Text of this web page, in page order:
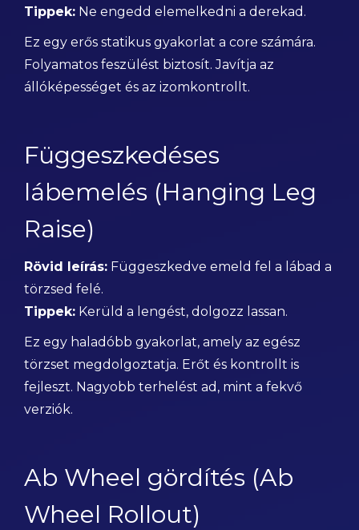
Tippek: Ne engedd elemelkedni a derekad.
Ez egy erős statikus gyakorlat a core számára.
Folyamatos feszülést biztosít. Javítja az
állóképességet és az izomkontrollt.
Függeszkedéses
lábemelés (Hanging Leg
Raise)
Rövid leírás: Függeszkedve emeld fel a lábad a
törzsed felé.
Tippek: Kerüld a lengést, dolgozz lassan.
Ez egy haladóbb gyakorlat, amely az egész
törzset megdolgoztatja. Erőt és kontrollt is
fejleszt. Nagyobb terhelést ad, mint a fekvő
verziók.
Ab Wheel gördítés (Ab
Wheel Rollout)